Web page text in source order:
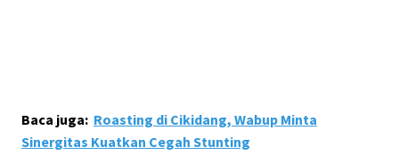
Baca juga: Roasting di Cikidang, Wabup Minta
Sinergitas Kuatkan Cegah Stunting